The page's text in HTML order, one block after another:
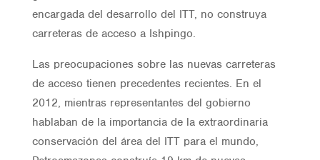
encargada del desarrollo del ITT, no construya
carreteras de acceso a Ishpingo.
Las preocupaciones sobre las nuevas carreteras
de acceso tienen precedentes recientes. En el
2012, mientras representantes del gobierno
hablaban de la importancia de la extraordinaria
conservación del área del ITT para el mundo,